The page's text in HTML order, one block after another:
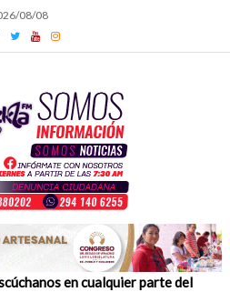
08/08
en cualquier parte del